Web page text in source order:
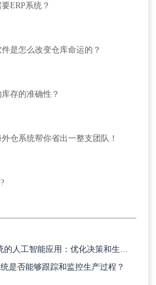
ERP系统？
是怎么改变仓库命运的？
存的准确性？
仓系统帮你省出一整支团队！
是否能够跟踪和监控生产过程？